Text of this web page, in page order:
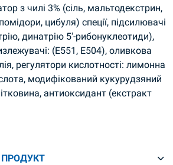
з чилі 3% (сіль, мальтодекстрин,
цибуля) спеції, підсилювачі
динатрію 5′-рибонуклеотиди),
(E551, E504), оливкова
регулятори кислотності: лимонна
модифікований кукурудзяний
антиоксидант (екстракт